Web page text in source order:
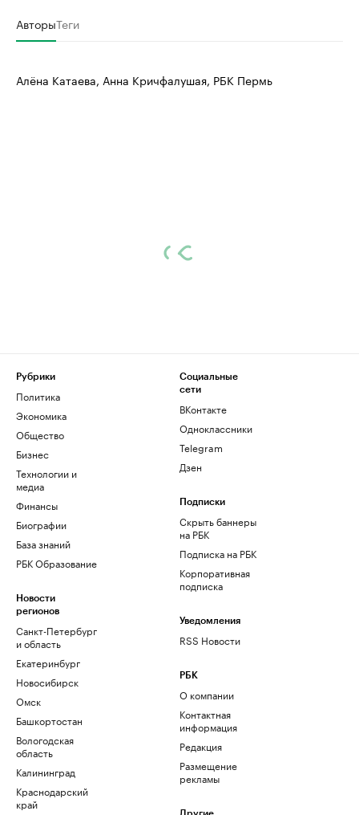
АвторыТеги
Алёна Катаева, Анна Кричфалушая, РБК Пермь
Рубрики
Политика
Экономика
Общество
Бизнес
Технологии и
медиа
Финансы
Биографии
База знаний
РБК Образование
Новости
регионов
Санкт-Петербург
и область
Екатеринбург
Новосибирск
Омск
Башкортостан
Вологодская
область
Калининград
Краснодарский
край
Социальные
сети
ВКонтакте
Одноклассники
Telegram
Дзен
Подписки
Скрыть баннеры
на РБК
Подписка на РБК
Корпоративная
подписка
Уведомления
RSS Новости
РБК
О компании
Контактная
информация
Редакция
Размещение
рекламы